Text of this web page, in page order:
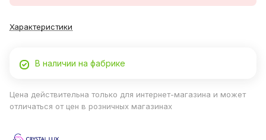
Характеристики
В наличии на фабрике
Цена действительна только для интернет-магазина и может
отличаться от цен в розничных магазинах